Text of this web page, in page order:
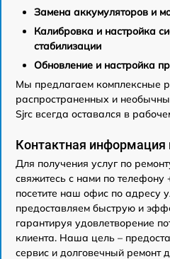
Замена аккумуляторов и
Калибровка и настройка
стабилизации
Обновление и настройка
Мы предлагаем комплексные
распространенных и
Sjrc всегда оставался в
Контактная информация
Для получения услуг по
свяжитесь с нами по телефону
посетите наш офис по адресу
предоставляем быструю и
гарантируя удовлетворение
клиента. Наша цель –
сервис и долговечный ремонт